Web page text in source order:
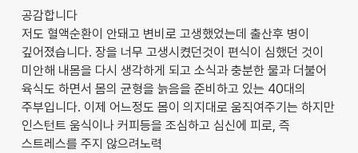
공감합니다
저도 혈액순환이 안돼고 변비로 고생했었는데 출산후 병이
깊어졌습니다. 장을 너무 고생시켰던것이 편식이 심했던 것이
미안해 내몸을 다시 생각하게 되고 소식과 충분한 물과 더불어
육식도 하면서 몸의 균형을 늙음을 준비하고 있는 40대의
주부입니다. 이제 어느정도 몸이 의지대로 움직여주기는 하지만
인스턴트 움식이나 커피등을 조심하고 심신에 피로, 즉
스트레스를 주지 않으려노력